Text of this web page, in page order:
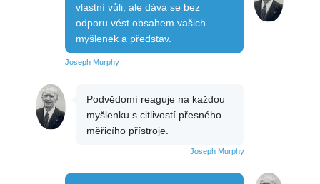
vlastní vůli, ale dává se bez
odporu vést obsahem vašich
myšlenek a představ.
Joseph Murphy
Podvědomí reaguje na každou
myšlenku s citlivostí přesného
měřicího přístroje.
Joseph Murphy